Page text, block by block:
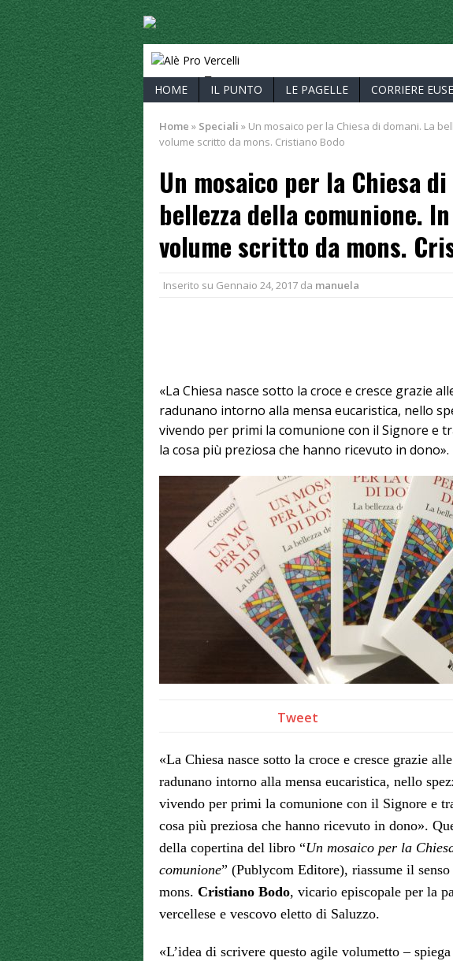
ALÈ PRO
HOME IL PUNTO LE PAGELLE CORRIERE
Home » Speciali » Un mosaico per la Chiesa di domani. La
volume scritto da mons. Cristiano Bodo
Un mosaico per la Chiesa
bellezza della comunione.
volume scritto da mons.
Inserito su Gennaio 24, 2017 da manuela
«La Chiesa nasce sotto la croce e cresce grazie
radunano intorno alla mensa eucaristica, nello
vivendo per primi la comunione con il Signore e
la cosa più preziosa che hanno ricevuto in dono».
Tweet
«La Chiesa nasce sotto la croce e cresce grazie
radunano intorno alla mensa eucaristica, nello
vivendo per primi la comunione con il Signore e
cosa più preziosa che hanno ricevuto in dono».
della copertina del libro “Un mosaico per la
comunione” (Publycom Editore), riassume il
mons. Cristiano Bodo, vicario episcopale per la
vercellese e vescovo eletto di Saluzzo.
«L’idea di scrivere questo agile volumetto –